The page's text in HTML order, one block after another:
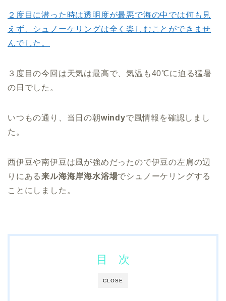
２度目に潜った時は透明度が最悪で海の中では何も見
えず、シュノーケリングは全く楽しむことができませ
んでした。
３度目の今回は天気は最高で、気温も40℃に迫る猛暑
の日でした。
いつもの通り、当日の朝windyで風情報を確認しまし
た。
西伊豆や南伊豆は風が強めだったので伊豆の左肩の辺
りにある来ル海海岸海水浴場でシュノーケリングする
ことにしました。
CLOSE
目 次